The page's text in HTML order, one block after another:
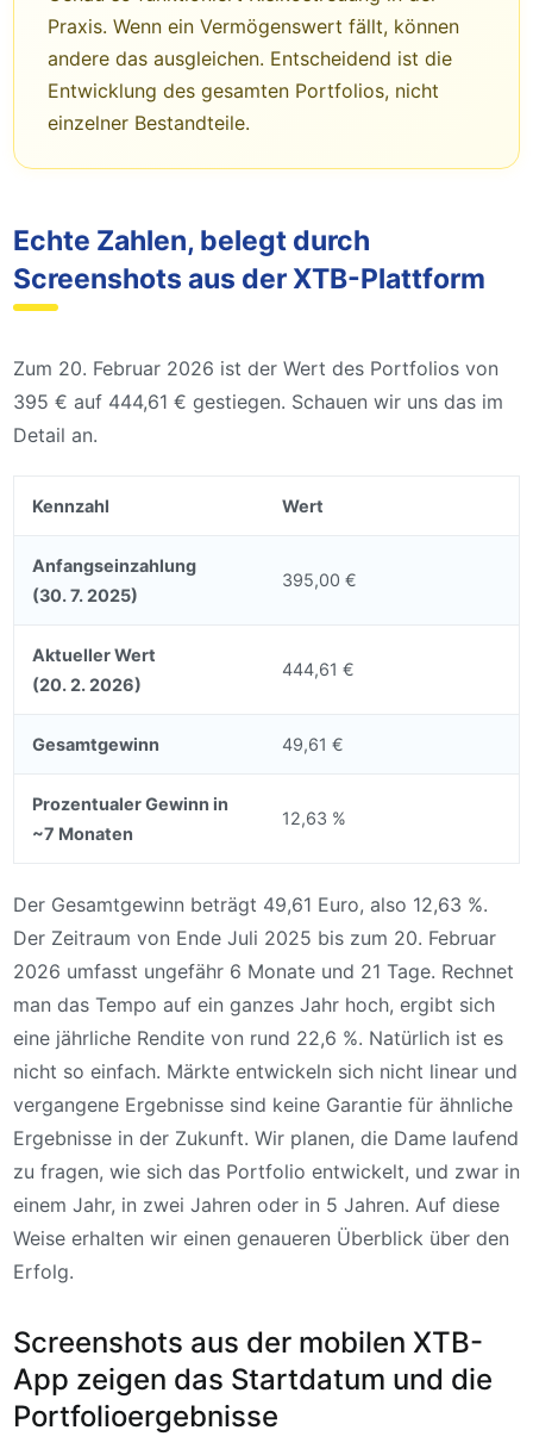
Praxis. Wenn ein Vermögenswert fällt, können
andere das ausgleichen. Entscheidend ist die
Entwicklung des gesamten Portfolios, nicht
einzelner Bestandteile.
Echte Zahlen, belegt durch
Screenshots aus der XTB-Plattform
Zum 20. Februar 2026 ist der Wert des Portfolios von
395 € auf 444,61 € gestiegen. Schauen wir uns das im
Detail an.
Kennzahl Wert
Anfangseinzahlung
(30. 7. 2025)
395,00 €
Aktueller Wert
(20. 2. 2026)
444,61 €
Gesamtgewinn 49,61 €
Prozentualer Gewinn in
~7 Monaten
12,63 %
Der Gesamtgewinn beträgt 49,61 Euro, also 12,63 %.
Der Zeitraum von Ende Juli 2025 bis zum 20. Februar
2026 umfasst ungefähr 6 Monate und 21 Tage. Rechnet
man das Tempo auf ein ganzes Jahr hoch, ergibt sich
eine jährliche Rendite von rund 22,6 %. Natürlich ist es
nicht so einfach. Märkte entwickeln sich nicht linear und
vergangene Ergebnisse sind keine Garantie für ähnliche
Ergebnisse in der Zukunft. Wir planen, die Dame laufend
zu fragen, wie sich das Portfolio entwickelt, und zwar in
einem Jahr, in zwei Jahren oder in 5 Jahren. Auf diese
Weise erhalten wir einen genaueren Überblick über den
Erfolg.
Screenshots aus der mobilen XTB-
App zeigen das Startdatum und die
Portfolioergebnisse